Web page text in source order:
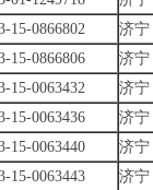
15-0866802
济宁
15-0866806
济宁
15-0063432
济宁
15-0063436
济宁
15-0063440
济宁
15-0063443
济宁